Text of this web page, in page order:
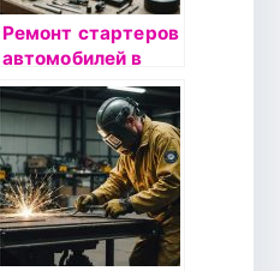
Ремонт стартеров
автомобилей в
Москве по низкой
цене —
Восстановление
стартера авто от
АгрегатМоторс